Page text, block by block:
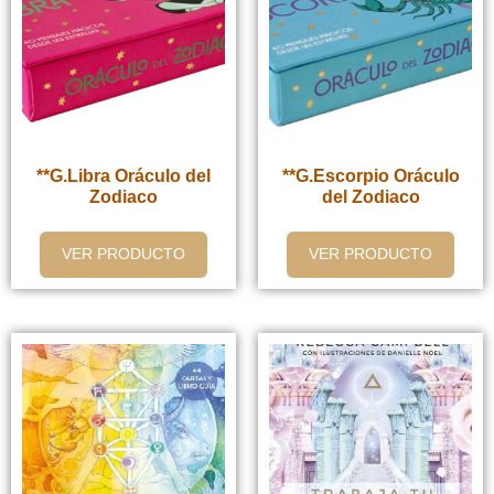
**G.Libra Oráculo del
Zodiaco
VER PRODUCTO
**G.Escorpio Oráculo
del Zodiaco
VER PRODUCTO